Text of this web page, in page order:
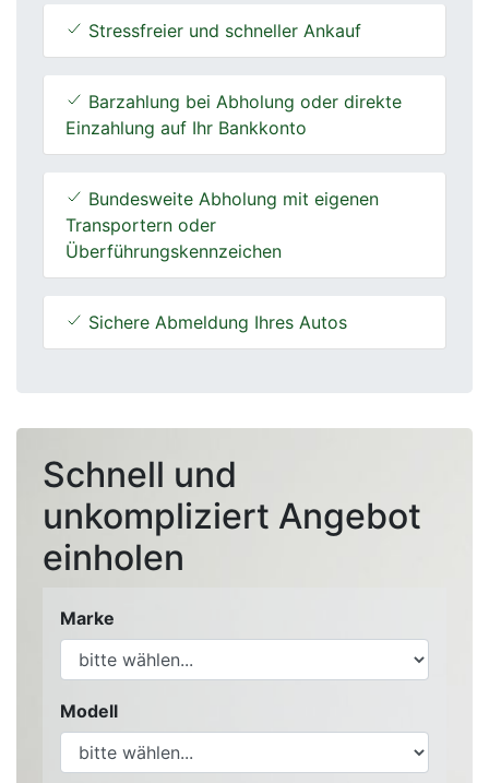
Stressfreier und schneller Ankauf
Barzahlung bei Abholung oder direkte
Einzahlung auf Ihr Bankkonto
Bundesweite Abholung mit eigenen
Transportern oder
Überführungskennzeichen
Sichere Abmeldung Ihres Autos
Schnell und
unkompliziert Angebot
einholen
Marke
Modell